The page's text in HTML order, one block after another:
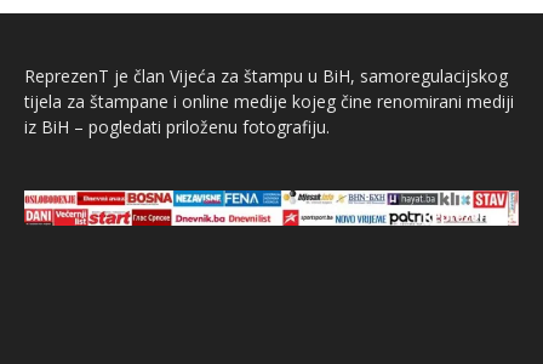
ReprezenT je član Vijeća za štampu u BiH, samoregulacijskog
tijela za štampane i online medije kojeg čine renomirani mediji
iz BiH – pogledati priloženu fotografiju.